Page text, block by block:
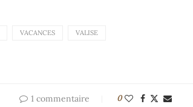
VACANCES VALISE
1 commentaire 0